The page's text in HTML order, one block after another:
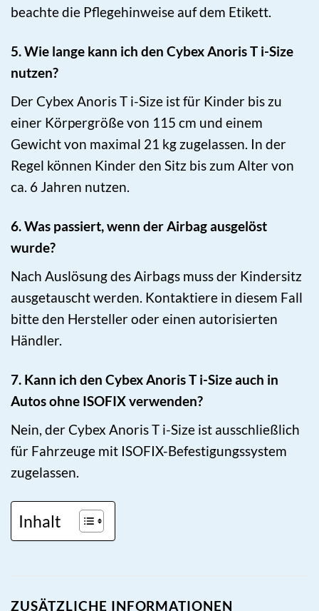
beachte die Pflegehinweise auf dem Etikett.
5. Wie lange kann ich den Cybex Anoris T i-Size
nutzen?
Der Cybex Anoris T i-Size ist für Kinder bis zu
einer Körpergröße von 115 cm und einem
Gewicht von maximal 21 kg zugelassen. In der
Regel können Kinder den Sitz bis zum Alter von
ca. 6 Jahren nutzen.
6. Was passiert, wenn der Airbag ausgelöst
wurde?
Nach Auslösung des Airbags muss der Kindersitz
ausgetauscht werden. Kontaktiere in diesem Fall
bitte den Hersteller oder einen autorisierten
Händler.
7. Kann ich den Cybex Anoris T i-Size auch in
Autos ohne ISOFIX verwenden?
Nein, der Cybex Anoris T i-Size ist ausschließlich
für Fahrzeuge mit ISOFIX-Befestigungssystem
zugelassen.
Inhalt
ZUSÄTZLICHE INFORMATIONEN